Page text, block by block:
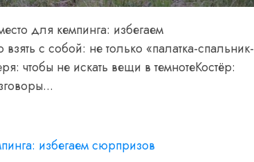
для кемпинга: избегаем
с собой: не только «палатка-спальник-
чтобы не искать вещи в темнотеКостёр:
избегаем сюрпризов